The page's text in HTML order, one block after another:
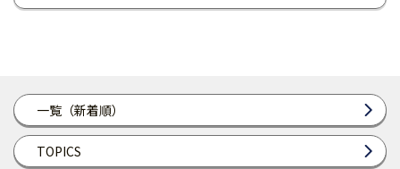
一覧（新着順）
TOPICS